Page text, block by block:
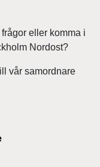
eller komma i
Nordost?
vår samordnare